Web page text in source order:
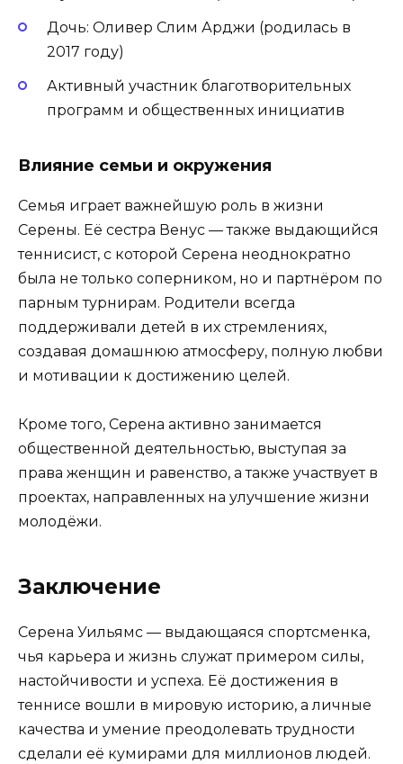
Дочь: Оливер Слим Арджи (родилась в
2017 году)
Активный участник благотворительных
программ и общественных инициатив
Влияние семьи и окружения
Семья играет важнейшую роль в жизни
Серены. Её сестра Венус — также выдающийся
теннисист, с которой Серена неоднократно
была не только соперником, но и партнёром по
парным турнирам. Родители всегда
поддерживали детей в их стремлениях,
создавая домашнюю атмосферу, полную любви
и мотивации к достижению целей.
Кроме того, Серена активно занимается
общественной деятельностью, выступая за
права женщин и равенство, а также участвует в
проектах, направленных на улучшение жизни
молодёжи.
Заключение
Серена Уильямс — выдающаяся спортсменка,
чья карьера и жизнь служат примером силы,
настойчивости и успеха. Её достижения в
теннисе вошли в мировую историю, а личные
качества и умение преодолевать трудности
сделали её кумирами для миллионов людей.